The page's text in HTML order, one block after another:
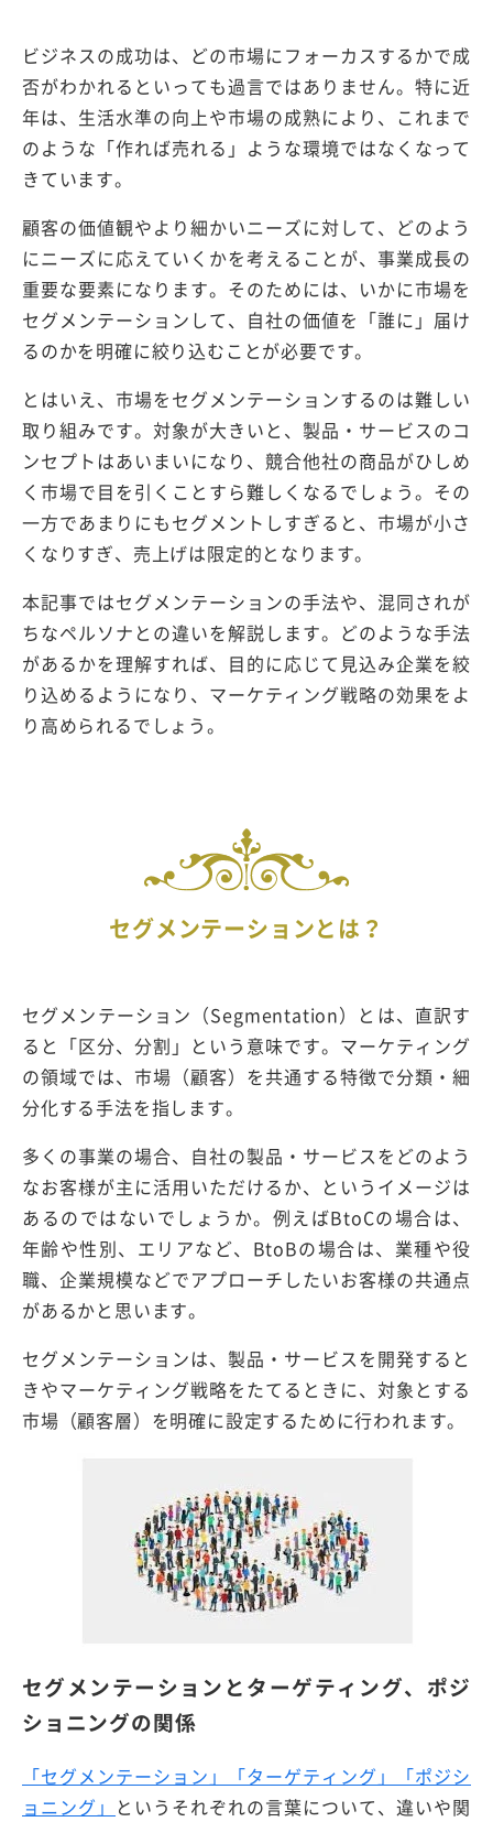
ビジネスの成功は、どの市場にフォーカスするかで成
否がわかれるといっても過言ではありません。特に近
年は、生活水準の向上や市場の成熟により、これまで
のような「作れば売れる」ような環境ではなくなって
きています。
顧客の価値観やより細かいニーズに対して、どのよう
にニーズに応えていくかを考えることが、事業成長の
重要な要素になります。そのためには、いかに市場を
セグメンテーションして、自社の価値を「誰に」届け
るのかを明確に絞り込むことが必要です。
とはいえ、市場をセグメンテーションするのは難しい
取り組みです。対象が大きいと、製品・サービスのコ
ンセプトはあいまいになり、競合他社の商品がひしめ
く市場で目を引くことすら難しくなるでしょう。その
一方であまりにもセグメントしすぎると、市場が小さ
くなりすぎ、売上げは限定的となります。
本記事ではセグメンテーションの手法や、混同されが
ちなペルソナとの違いを解説します。どのような手法
があるかを理解すれば、目的に応じて見込み企業を絞
り込めるようになり、マーケティング戦略の効果をよ
り高められるでしょう。
セグメンテーションとは？
セグメンテーション（Segmentation）とは、直訳す
ると「区分、分割」という意味です。マーケティング
の領域では、市場（顧客）を共通する特徴で分類・細
分化する手法を指します。
多くの事業の場合、自社の製品・サービスをどのよう
なお客様が主に活用いただけるか、というイメージは
あるのではないでしょうか。例えばBtoCの場合は、
年齢や性別、エリアなど、BtoBの場合は、業種や役
職、企業規模などでアプローチしたいお客様の共通点
があるかと思います。
セグメンテーションは、製品・サービスを開発すると
きやマーケティング戦略をたてるときに、対象とする
市場（顧客層）を明確に設定するために行われます。
セグメンテーションとターゲティング、ポジ
ショニングの関係
「セグメンテーション」「ターゲティング」「ポジシ
ョニング」 というそれぞれの言葉について、違いや関